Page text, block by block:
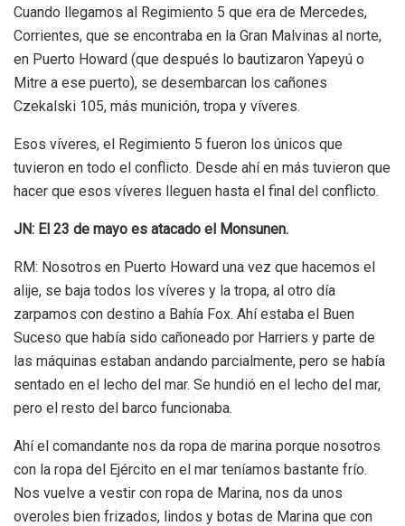
Cuando llegamos al Regimiento 5 que era de Mercedes,
Corrientes, que se encontraba en la Gran Malvinas al norte,
en Puerto Howard (que después lo bautizaron Yapeyú o
Mitre a ese puerto), se desembarcan los cañones
Czekalski 105, más munición, tropa y víveres.
Esos víveres, el Regimiento 5 fueron los únicos que
tuvieron en todo el conflicto. Desde ahí en más tuvieron que
hacer que esos víveres lleguen hasta el final del conflicto.
JN: El 23 de mayo es atacado el Monsunen.
RM: Nosotros en Puerto Howard una vez que hacemos el
alije, se baja todos los víveres y la tropa, al otro día
zarpamos con destino a Bahía Fox. Ahí estaba el Buen
Suceso que había sido cañoneado por Harriers y parte de
las máquinas estaban andando parcialmente, pero se había
sentado en el lecho del mar. Se hundió en el lecho del mar,
pero el resto del barco funcionaba.
Ahí el comandante nos da ropa de marina porque nosotros
con la ropa del Ejército en el mar teníamos bastante frío.
Nos vuelve a vestir con ropa de Marina, nos da unos
overoles bien frizados, lindos y botas de Marina que con